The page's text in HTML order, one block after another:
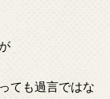
ても過言ではな